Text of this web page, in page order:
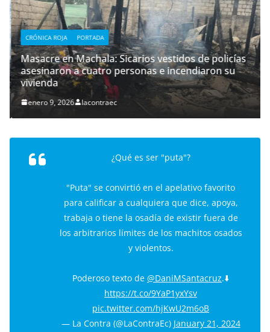
CRÓNICA ROJA PORTADA
Masacre en Machala: Sicarios vestidos de policías
asesinaron a cuatro personas e incendiaron su
vivienda
enero 9, 2026 lacontraec
¿Qué es ser "puta"?
"Puta" se convirtió en el apelativo favorito
para calificar a cualquiera que dice, apoya,
trabaja o tiene la osadía de existir fuera de
los arbitrarios límites de los machitos osados
y violentos.
Poderoso texto de @DaniMSantacruz.⬇️
https://t.co/9YaP1yxYsv
pic.twitter.com/hjKwU2m6oB
— La Contra (@LaContraEc) January 21, 2024